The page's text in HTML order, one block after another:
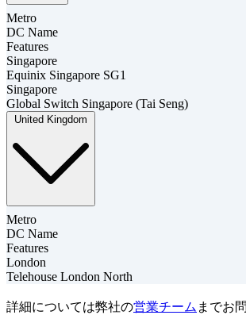
Metro
DC Name
Features
Singapore
Equinix Singapore SG1
Singapore
Global Switch Singapore (Tai Seng)
United Kingdom
Metro
DC Name
Features
London
Telehouse London North
詳細については弊社の営業チーム までお